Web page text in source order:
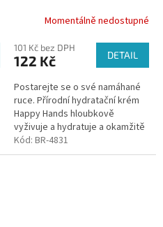
Momentálně nedostupné
101 Kč bez DPH
122 Kč DETAIL
Postarejte se o své namáhané
ruce. Přírodní hydratační krém
Happy Hands hloubkově
vyživuje a hydratuje a okamžitě
regeneruje pokožku rukou.
Vytváří na nich ochranný film,
Kód: BR-4831